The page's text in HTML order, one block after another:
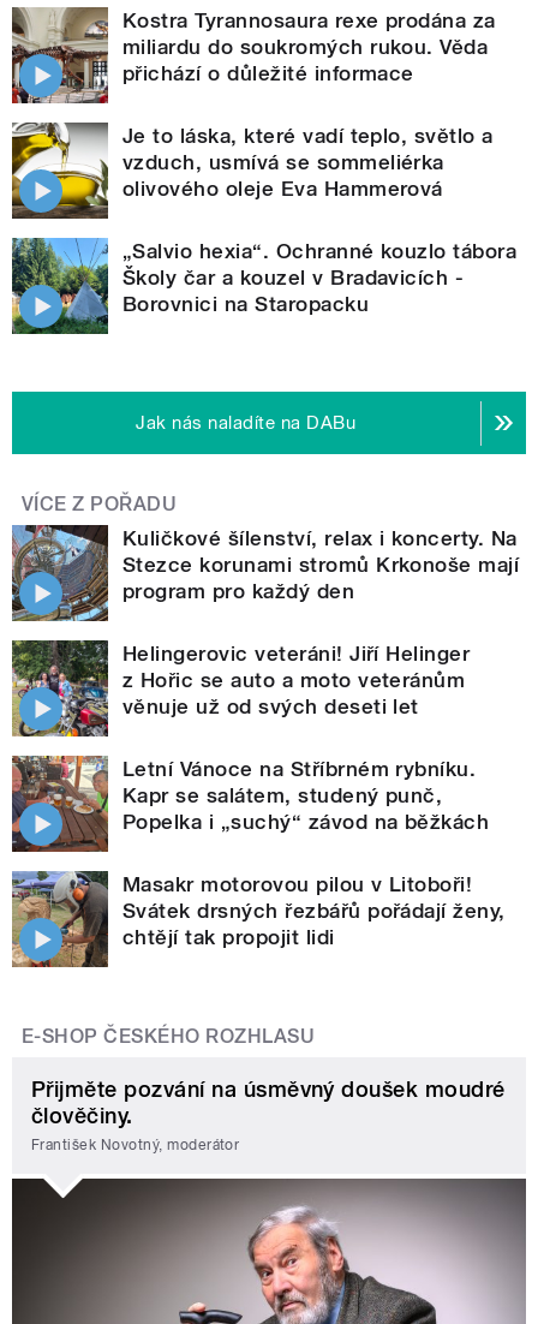
Kostra Tyrannosaura rexe prodána za
miliardu do soukromých rukou. Věda
přichází o důležité informace
Je to láska, které vadí teplo, světlo a
vzduch, usmívá se sommeliérka
olivového oleje Eva Hammerová
„Salvio hexia“. Ochranné kouzlo tábora
Školy čar a kouzel v Bradavicích -
Borovnici na Staropacku
Jak nás naladíte na DABu
VÍCE Z POŘADU
Kuličkové šílenství, relax i koncerty. Na
Stezce korunami stromů Krkonoše mají
program pro každý den
Helingerovic veteráni! Jiří Helinger
z Hořic se auto a moto veteránům
věnuje už od svých deseti let
Letní Vánoce na Stříbrném rybníku.
Kapr se salátem, studený punč,
Popelka i „suchý“ závod na běžkách
Masakr motorovou pilou v Litoboři!
Svátek drsných řezbářů pořádají ženy,
chtějí tak propojit lidi
E-SHOP ČESKÉHO ROZHLASU
Přijměte pozvání na úsměvný doušek moudré
člověčiny.
František Novotný, moderátor